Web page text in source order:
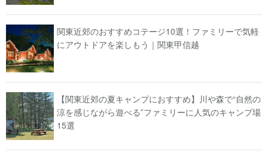
関東近郊のおすすめコテージ10選！ファミリーで気軽
にアウトドアを楽しもう｜関東甲信越
【関東近郊の夏キャンプにおすすめ】川や森で“自然の
涼を感じながら遊べる”ファミリーに人気のキャンプ場
15選